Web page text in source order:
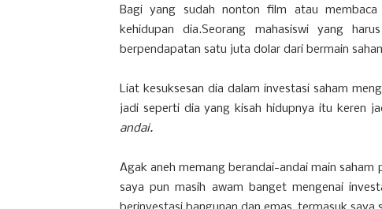
Bagi yang sudah nonton film atau
kehidupan dia.Seorang mahasiswi yang
berpendapatan satu juta dolar dari bermain
Liat kesuksesan dia dalam investasi saham
jadi seperti dia yang kisah hidupnya itu keren
andai.
Agak aneh memang berandai-andai main
saya pun masih awam banget mengenai